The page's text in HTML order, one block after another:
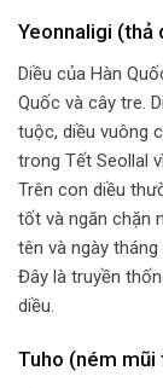
Yeonnaligi (thả
Diều của Hàn
Quốc và cây tre.
tuộc, diều vuông
trong Tết Seollal
Trên con diều
tốt và ngăn chặn
tên và ngày
Đây là truyền
diều.
Tuho (ném mũi